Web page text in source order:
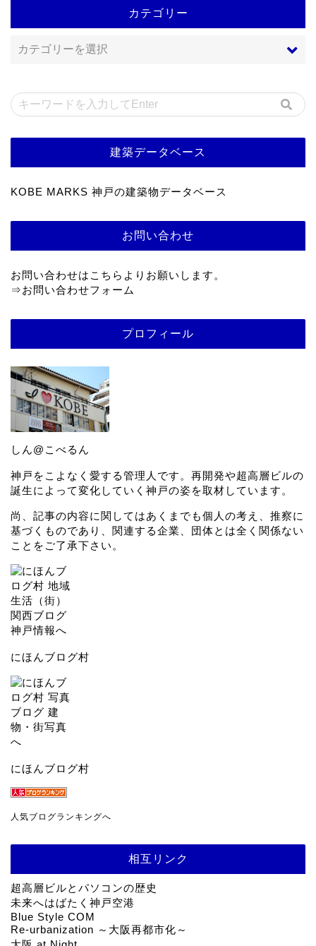
カテゴリー
建築データベース
KOBE MARKS 神戸の建築物データベース
お問い合わせ
お問い合わせはこちらよりお願いします。
⇒お問い合わせフォーム
プロフィール
しん@こべるん
神戸をこよなく愛する管理人です。再開発や超高層ビルの
誕生によって変化していく神戸の姿を取材しています。
尚、記事の内容に関してはあくまでも個人の考え、推察に
基づくものであり、関連する企業、団体とは全く関係ない
ことをご了承下さい。
にほんブログ村
にほんブログ村
人気ブログランキングへ
相互リンク
超高層ビルとパソコンの歴史
未来へはばたく神戸空港
Blue Style COM
Re-urbanization ～大阪再都市化～